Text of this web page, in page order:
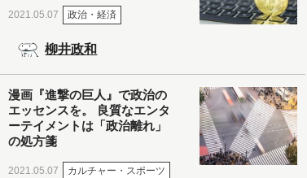
2021.05.07 政治・経済
柳井政和
漫画『進撃の巨人』で政治の
エッセンスを。 良質なエンタ
ーテイメントは「政治離れ」
の処方箋
2021.05.07 カルチャー・スポーツ